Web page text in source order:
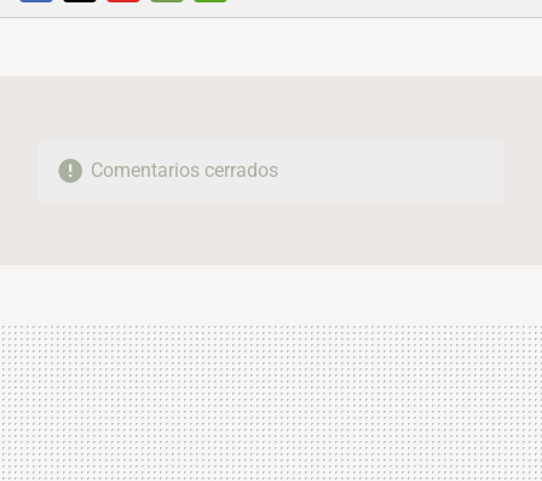
FACEBOOKTWITTERFLIPBOARD
E-
WHATSAPP
Comentarios cerrados